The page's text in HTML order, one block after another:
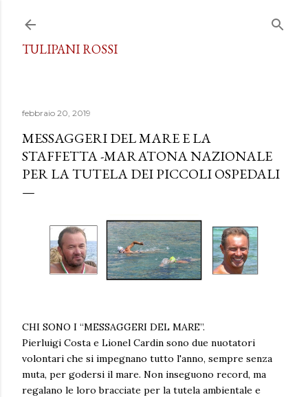
TULIPANI ROSSI
febbraio 20, 2019
MESSAGGERI DEL MARE E LA
STAFFETTA -MARATONA NAZIONALE
PER LA TUTELA DEI PICCOLI OSPEDALI
CHI SONO I “MESSAGGERI DEL MARE”.
Pierluigi Costa e Lionel Cardin sono due nuotatori
volontari che si impegnano tutto l'anno, sempre senza
muta, per godersi il mare. Non inseguono record, ma
regalano le loro bracciate per la tutela ambientale e